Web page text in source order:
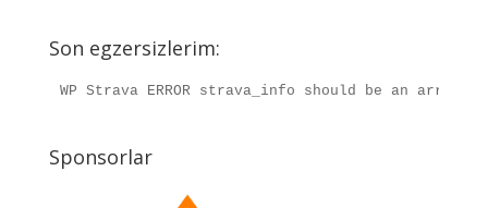
Son egzersizlerim:
WP Strava ERROR strava_info should be an
Sponsorlar